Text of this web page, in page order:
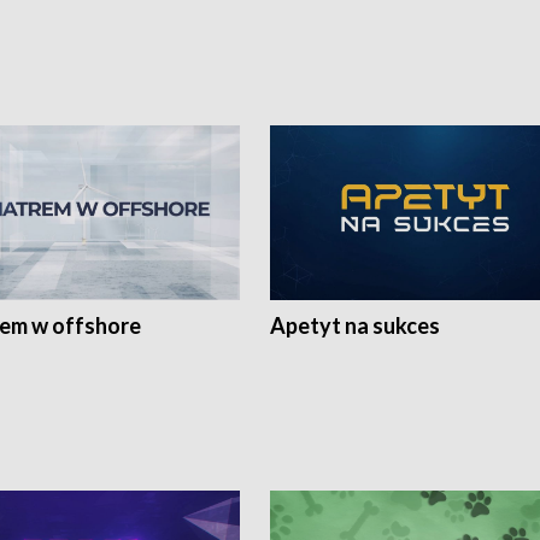
w offshore Apetyt na sukces